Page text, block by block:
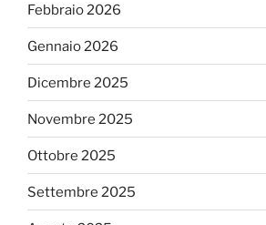
Febbraio 2026
Gennaio 2026
Dicembre 2025
Novembre 2025
Ottobre 2025
Settembre 2025